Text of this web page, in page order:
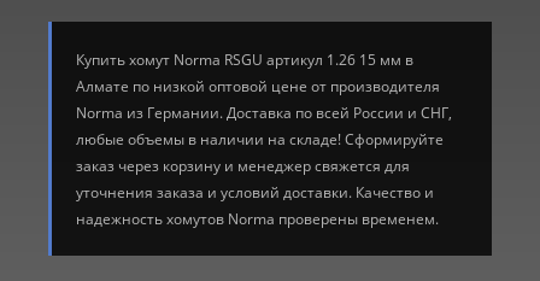
Купить хомут Norma RSGU артикул 1.26 15 мм в
Алмате по низкой оптовой цене от производителя
Norma из Германии. Доставка по всей России и СНГ,
любые объемы в наличии на складе! Сформируйте
заказ через корзину и менеджер свяжется для
уточнения заказа и условий доставки. Качество и
надежность хомутов Norma проверены временем.